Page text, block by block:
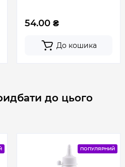
54.00 ₴
До кошика
до цього
ПОПУЛЯРНИЙ